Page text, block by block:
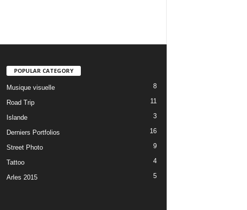
POPULAR CATEGORY
Musique visuelle 8
Road Trip 11
Islande 3
Derniers Portfolios 16
Street Photo 9
Tattoo 4
Arles 2015 5